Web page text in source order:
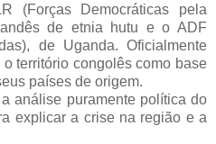
(Forças Democráticas pela
de etnia hutu e o ADF
de Uganda. Oficialmente
território congolês como base
países de origem.
análise puramente política do
explicar a crise na região e a